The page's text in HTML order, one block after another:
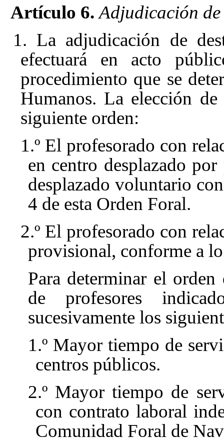
Artículo 6. Adjudicación de
1. La adjudicación de
efectuará en acto
procedimiento que se
Humanos. La elección
siguiente orden:
1.º El profesorado con
en centro desplazado
desplazado voluntario
4 de esta Orden Foral.
2.º El profesorado con
provisional, conforme a
Para determinar el
de profesores
sucesivamente los
1.º Mayor tiempo de
centros públicos.
2.º Mayor tiempo de
con contrato laboral
Comunidad Foral de